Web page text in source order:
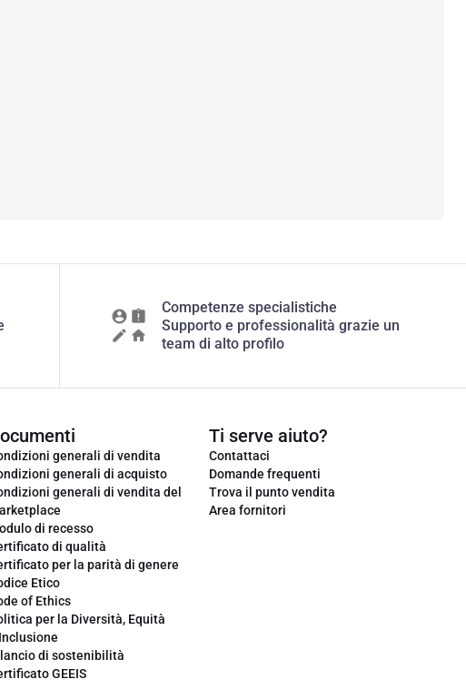
Competenze specialistiche
Supporto e professionalità grazie un
team di alto profilo
generali di vendita
generali di acquisto
generali di vendita del
di recesso
di qualità
per la parità di genere
Etico
of Ethics
per la Diversità, Equità
di sostenibilità
GEEIS
Ti serve aiuto?
Contattaci
Domande frequenti
Trova il punto vendita
Area fornitori